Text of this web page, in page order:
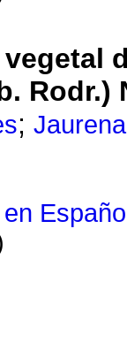
Rodr.)
;